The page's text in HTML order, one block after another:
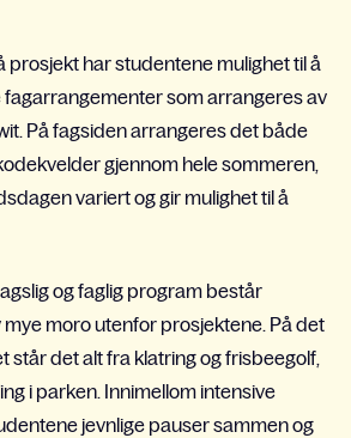
prosjekt har studentene mulighet til å
fagarrangementer som arrangeres av
På fagsiden arrangeres det både
gjennom hele sommeren,
variert og gir mulighet til å
og faglig program består
moro utenfor prosjektene. På det
står det alt fra klatring og frisbeegolf,
i parken. Innimellom intensive
jevnlige pauser sammen og